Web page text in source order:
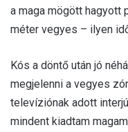
a maga mögött hagyott
méter vegyes – ilyen
Kós a döntő után jó
megjelenni a vegyes
televíziónak adott
mindent kiadtam